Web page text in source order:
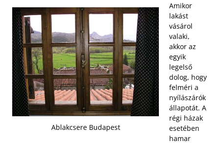
Ablakcsere Budapest
Amikor
lakást
vásárol
valaki,
akkor az
egyik
legelső
dolog, hogy
felméri a
nyílászárók
állapotát. A
régi házak
esetében
hamar